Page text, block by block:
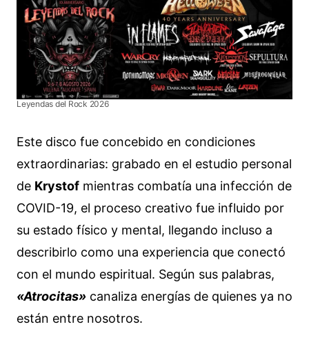
Leyendas del Rock 2026
Este disco fue concebido en condiciones
extraordinarias: grabado en el estudio personal
de Krystof mientras combatía una infección de
COVID-19, el proceso creativo fue influido por
su estado físico y mental, llegando incluso a
describirlo como una experiencia que conectó
con el mundo espiritual. Según sus palabras,
«Atrocitas» canaliza energías de quienes ya no
están entre nosotros.